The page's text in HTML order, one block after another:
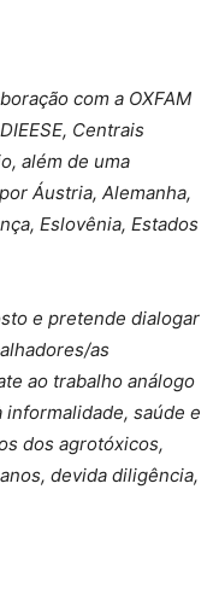
com a OXFAM
Centrais
além de uma
Áustria, Alemanha,
Eslovênia, Estados
e pretende dialogar
as
ao trabalho análogo
saúde e
dos agrotóxicos,
devida diligência,